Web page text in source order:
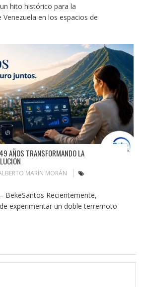
hito histórico para la
en los espacios de
AÑOS TRANSFORMANDO LA
MARÍN MORÁN
BekeSantos Recientemente,
experimentar un doble terremoto